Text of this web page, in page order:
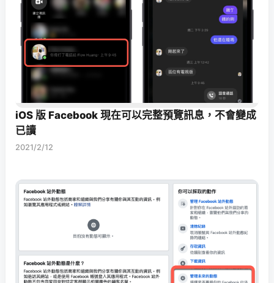
iOS 版 Facebook 現在可以完整預覽訊息，不會變成
已讀
2021/2/12